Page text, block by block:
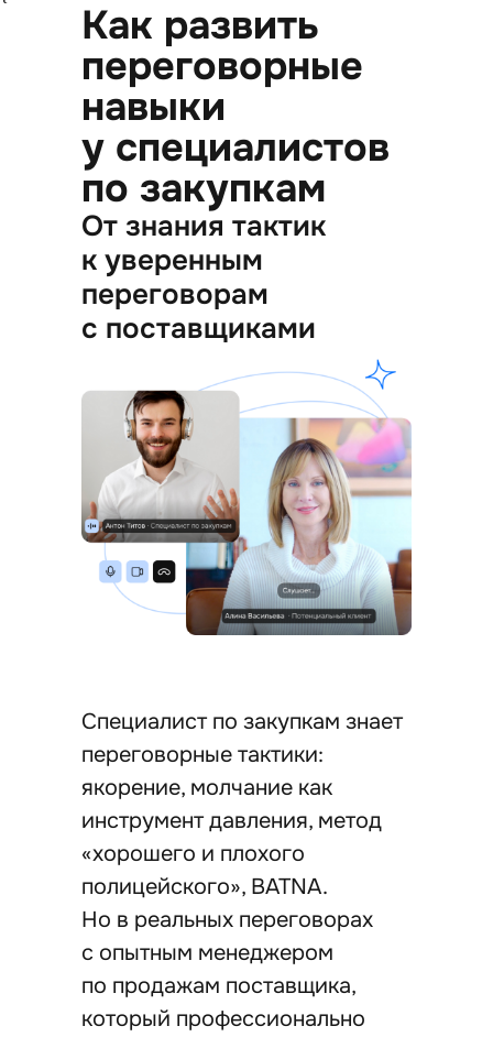
Как развить
переговорные
навыки
у специалистов
по закупкам
От знания тактик
к уверенным
переговорам
с поставщиками
Специалист по закупкам знает
переговорные тактики:
якорение, молчание как
инструмент давления, метод
«хорошего и плохого
полицейского», BATNA.
Но в реальных переговорах
с опытным менеджером
по продажам поставщика,
который профессионально